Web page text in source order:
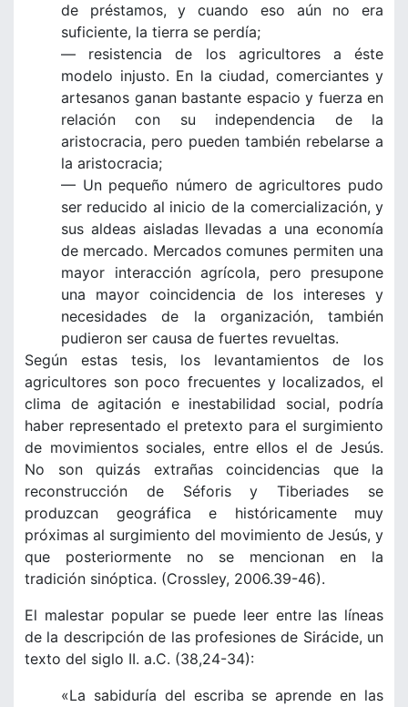
de préstamos, y cuando eso aún no era
suficiente, la tierra se perdía;
— resistencia de los agricultores a éste
modelo injusto. En la ciudad, comerciantes y
artesanos ganan bastante espacio y fuerza en
relación con su independencia de la
aristocracia, pero pueden también rebelarse a
la aristocracia;
— Un pequeño número de agricultores pudo
ser reducido al inicio de la comercialización, y
sus aldeas aisladas llevadas a una economía
de mercado. Mercados comunes permiten una
mayor interacción agrícola, pero presupone
una mayor coincidencia de los intereses y
necesidades de la organización, también
pudieron ser causa de fuertes revueltas.
Según estas tesis, los levantamientos de los
agricultores son poco frecuentes y localizados, el
clima de agitación e inestabilidad social, podría
haber representado el pretexto para el surgimiento
de movimientos sociales, entre ellos el de Jesús.
No son quizás extrañas coincidencias que la
reconstrucción de Séforis y Tiberiades se
produzcan geográfica e históricamente muy
próximas al surgimiento del movimiento de Jesús, y
que posteriormente no se mencionan en la
tradición sinóptica. (Crossley, 2006.39-46).
El malestar popular se puede leer entre las líneas
de la descripción de las profesiones de Sirácide, un
texto del siglo II. a.C. (38,24-34):
«La sabiduría del escriba se aprende en las